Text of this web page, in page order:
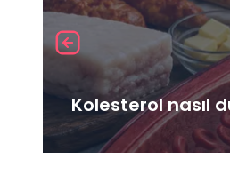
Kolesterol nasıl